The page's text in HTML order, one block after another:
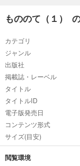
もののて（１）
カテゴリ
ジャンル
出版社
掲載誌・レーベル
タイトル
タイトルID
電子版発売日
コンテンツ形式
サイズ(目安)
閲覧環境